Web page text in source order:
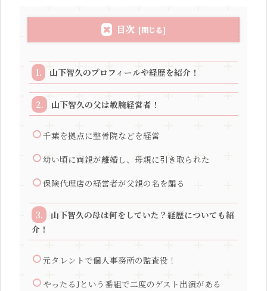
目次
山下智久のプロフィールや経歴を紹介！
山下智久の父は敏腕経営者！
千葉を拠点に整骨院などを経営
幼い頃に両親が離婚し、母親に引き取られた
保険代理店の経営者が父親の名を騙る
山下智久の母は何をしていた？経歴についても紹
介！
元タレントで個人事務所の監査役！
やったるJという番組で二度のゲスト出演がある